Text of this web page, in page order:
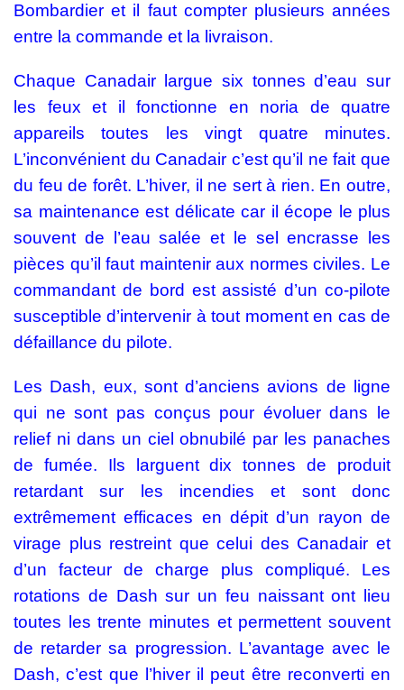
Bombardier et il faut compter plusieurs années
entre la commande et la livraison.
Chaque Canadair largue six tonnes d’eau sur
les feux et il fonctionne en noria de quatre
appareils toutes les vingt quatre minutes.
L’inconvénient du Canadair c’est qu’il ne fait que
du feu de forêt. L’hiver, il ne sert à rien. En outre,
sa maintenance est délicate car il écope le plus
souvent de l’eau salée et le sel encrasse les
pièces qu’il faut maintenir aux normes civiles. Le
commandant de bord est assisté d’un co-pilote
susceptible d’intervenir à tout moment en cas de
défaillance du pilote.
Les Dash, eux, sont d’anciens avions de ligne
qui ne sont pas conçus pour évoluer dans le
relief ni dans un ciel obnubilé par les panaches
de fumée. Ils larguent dix tonnes de produit
retardant sur les incendies et sont donc
extrêmement efficaces en dépit d’un rayon de
virage plus restreint que celui des Canadair et
d’un facteur de charge plus compliqué. Les
rotations de Dash sur un feu naissant ont lieu
toutes les trente minutes et permettent souvent
de retarder sa progression. L’avantage avec le
Dash, c’est que l’hiver il peut être reconverti en